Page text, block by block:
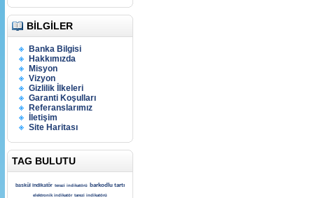
BILGILER
Banka Bilgisi
Hakkımızda
Misyon
Vizyon
Gizlilik İlkeleri
Garanti Koşulları
Referanslarımız
İletişim
Site Haritası
TAG BULUTU
baskül indikatör terazi indikatörü barkodlu tartı
elektronik indikatör tarezi indikatörü